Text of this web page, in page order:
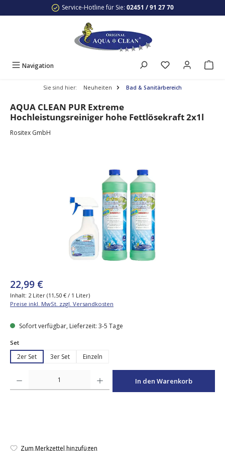
Zum Hauptinhalt springenService-Hotline für Sie: 02451 / 91 27 70
Navigation
Sie sind hier: Neuheiten Bad & Sanitärbereich
AQUA CLEAN PUR Extreme
Hochleistungsreiniger hohe Fettlösekraft 2x1l
Rositex GmbH
22,99 €
Inhalt: 2 Liter (11,50 € / 1 Liter)
Preise inkl. MwSt. zzgl. Versandkosten
Sofort verfügbar, Lieferzeit: 3-5 Tage
Setauswählen
2er Set 3er Set Einzeln
In den Warenkorb
Zum Merkzettel hinzufügen